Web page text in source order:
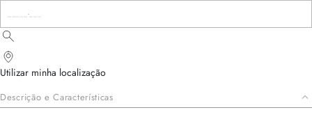
Utilizar minha localização
Descrição e Características